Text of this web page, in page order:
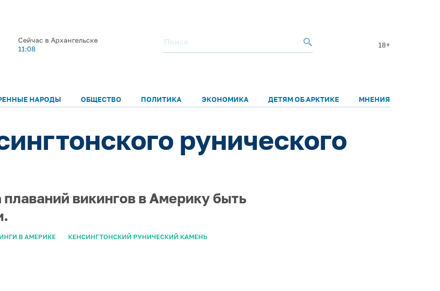
Сейчас в Архангельске
11:08
18+
НАРОДЫ ОБЩЕСТВО ПОЛИТИКА ЭКОНОМИКА ДЕТЯМ ОБ АРКТИКЕ МНЕНИЯ
рунического
викингов в Америку быть
В АМЕРИКЕ КЕНСИНГТОНСКИЙ РУНИЧЕСКИЙ КАМЕНЬ